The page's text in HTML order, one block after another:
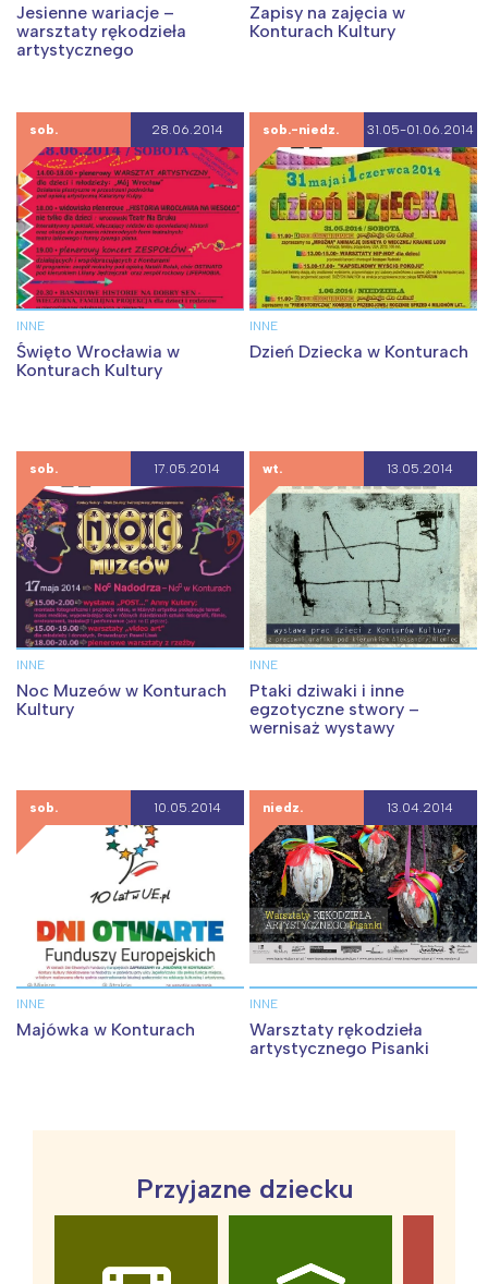
Jesienne wariacje –
warsztaty rękodzieła
artystycznego
Zapisy na zajęcia w
Konturach Kultury
sob. 28.06.2014
INNE
Święto Wrocławia w
Konturach Kultury
sob.-niedz. 31.05-01.06.2014
INNE
Dzień Dziecka w Konturach
sob. 17.05.2014
INNE
Noc Muzeów w Konturach
Kultury
wt. 13.05.2014
INNE
Ptaki dziwaki i inne
egzotyczne stwory –
wernisaż wystawy
sob. 10.05.2014
INNE
Majówka w Konturach
niedz. 13.04.2014
INNE
Warsztaty rękodzieła
artystycznego Pisanki
Przyjazne dziecku
Interesują mnie wydarzenia z
Łódź
Kraków